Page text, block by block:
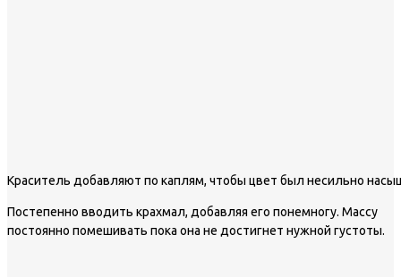
Краситель добавляют по каплям, чтобы цвет был несильно
Постепенно вводить крахмал, добавляя его понемногу. Массу
постоянно помешивать пока она не достигнет нужной густоты.